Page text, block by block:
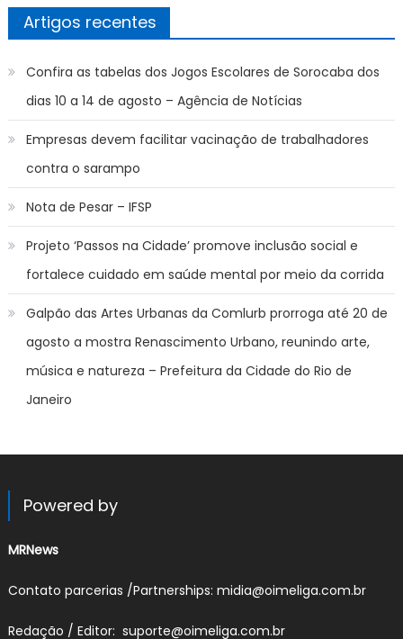
Artigos recentes
Confira as tabelas dos Jogos Escolares de Sorocaba dos
dias 10 a 14 de agosto – Agência de Notícias
Empresas devem facilitar vacinação de trabalhadores
contra o sarampo
Nota de Pesar – IFSP
Projeto ‘Passos na Cidade’ promove inclusão social e
fortalece cuidado em saúde mental por meio da corrida
Galpão das Artes Urbanas da Comlurb prorroga até 20 de
agosto a mostra Renascimento Urbano, reunindo arte,
música e natureza – Prefeitura da Cidade do Rio de
Janeiro
Powered by
MRNews
Contato parcerias /Partnerships: midia@oimeliga.com.br
Redação / Editor: suporte@oimeliga.com.br